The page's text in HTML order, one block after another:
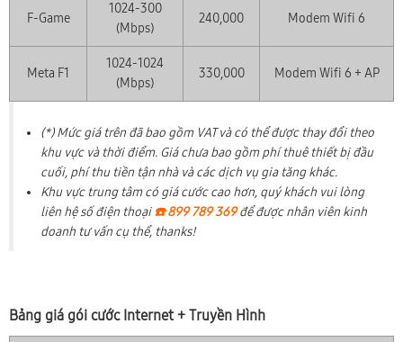
F-Game
1024-300
(Mbps)
240,000 Modem Wifi 6
Meta F1
1024-1024
(Mbps)
330,000 Modem Wifi 6 + AP
(*) Mức giá trên đã bao gồm VAT và có thể được thay đổi theo
khu vực và thời điểm. Giá chưa bao gồm phí thuê thiết bị đầu
cuối, phí thu tiền tận nhà và các dịch vụ gia tăng khác.
Khu vực trung tâm có giá cước cao hơn, quý khách vui lòng
liên hệ số điện thoại☎️ 899 789 369để được nhân viên kinh
doanh tư vấn cụ thể, thanks!
Bảng giá gói cước Internet + Truyền Hình